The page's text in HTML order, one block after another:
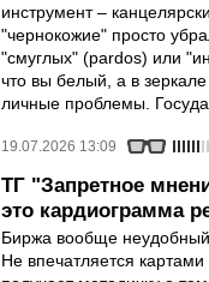
инструмент –
"чернокожие" просто
"смуглых" (pardos) или
что вы белый, а в
личные проблемы.
19.07.2026 13:09
ТГ "Запретное
это кардиограмма
Биржа вообще
Не впечатляется